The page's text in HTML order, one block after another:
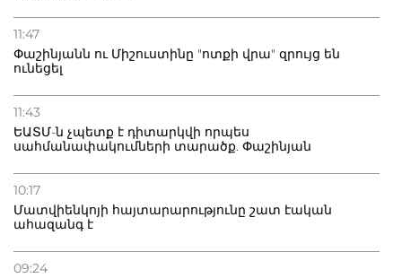
11:47
Փաշինյանն ու Միշուստինը "ոտքի վրա" զրույց են
ունեցել
11:43
ԵԱՏՄ-ն չպետք է դիտարկվի որպես
սահմանափակումների տարածք. Փաշինյան
10:17
Մատվիենկոյի հայտարարությունը շատ էական
ահազանգ է
09:24